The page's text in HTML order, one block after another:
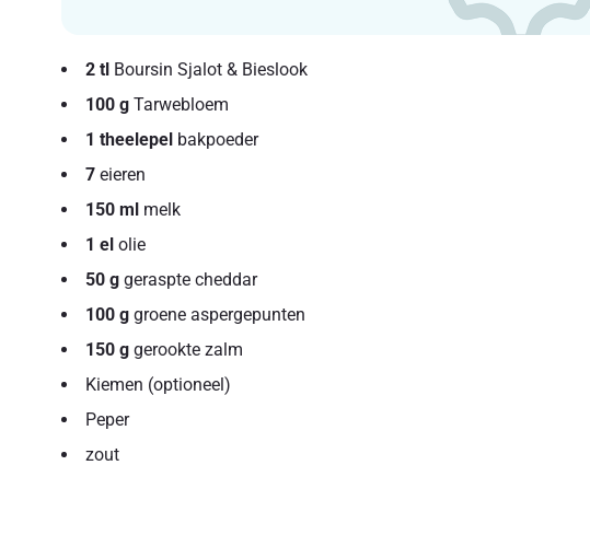
2 tl Boursin Sjalot & Bieslook
100 g Tarwebloem
1 theelepel bakpoeder
7eieren
150 ml melk
1 el olie
50 g geraspte cheddar
100 g groene aspergepunten
150 g gerookte zalm
Kiemen (optioneel)
Peper
zout